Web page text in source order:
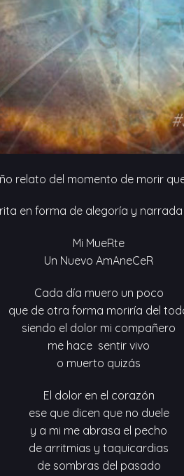
relato del momento de morir que
en forma de alegoría y
Mi MueRte
Un Nuevo AmAneCeR
Cada día muero un poco
que de otra forma moriría del
siendo el dolor mi compañero
me hace sentir vivo
o muerto quizás
El dolor en el corazón
ese que dicen que no duele
y a mi me abrasa el pecho
de arritmias y taquicardias
de sombras del pasado